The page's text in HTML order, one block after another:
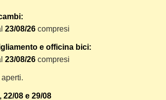
il vostro pacco online.
imballaggio e le spese postali. I costi di
raggruppare i vostri articoli in un unico
addebitate per ognuno di essi. Il
articoli son ben protetti.
23/08/26 compresi
e officina bici:
23/08/26 compresi
aperti.
22/08 e 29/08